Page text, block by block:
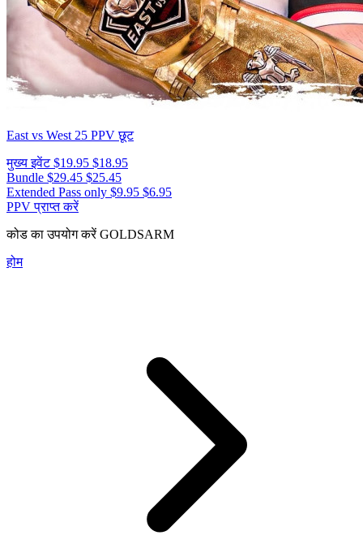
East vs West 25 PPV छूट
मुख्य इवेंट$19.95 $18.95
Bundle $29.45 $25.45
Extended Pass only $9.95 $6.95
PPV प्राप्त करें
कोड का उपयोग करेंGOLDSARM
होम